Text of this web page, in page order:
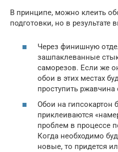
В принципе, можно клеить
подготовки, но в результате
Через финишную
зашпаклеванные
саморезов. Если же
обои в этих местах
проступить ржавчина
Обои на гипсокартон
приклеиваются
проблем в процессе
Когда необходимо
новые, то придется